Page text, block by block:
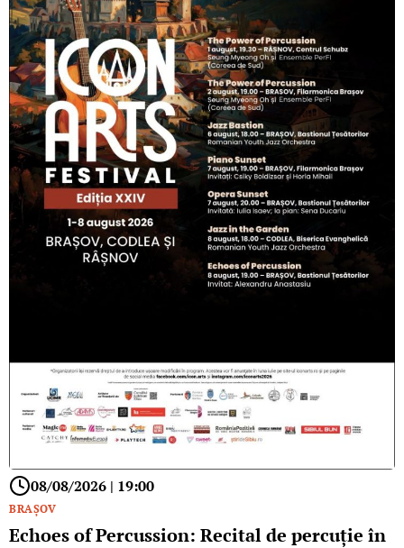
08/08/2026 | 19:00
BRAŞOV
Echoes of Percussion: Recital de percuție în